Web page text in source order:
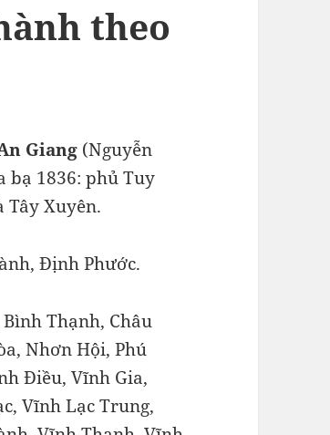
theo
Giang (Nguyễn
bạ 1836: phủ Tuy
Tây Xuyên.
Định Phước.
Thạnh, Châu
Nhơn Hội, Phú
Điều, Vĩnh Gia,
Vĩnh Lạc Trung,